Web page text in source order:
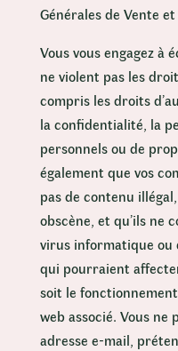
Générales de Vente
Vous vous engagez à
ne violent pas les
compris les droits
la confidentialité, la
personnels ou de
également que vos
pas de contenu
obscène, et qu’ils ne
virus informatique ou
qui pourraient
soit le
web associé. Vous ne
adresse e-mail,